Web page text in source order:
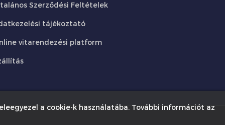
Szerződési Feltételek
tájékoztató
vitarendezési platform
a cookie-k használatába. További információt az